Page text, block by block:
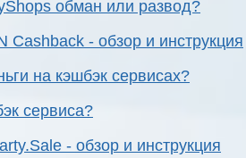
обман или развод?
Cashback - обзор и инструкция
на кэшбэк сервисах?
сервиса?
- обзор и инструкция